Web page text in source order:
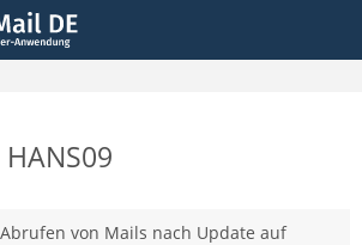
von Mails nach Update auf